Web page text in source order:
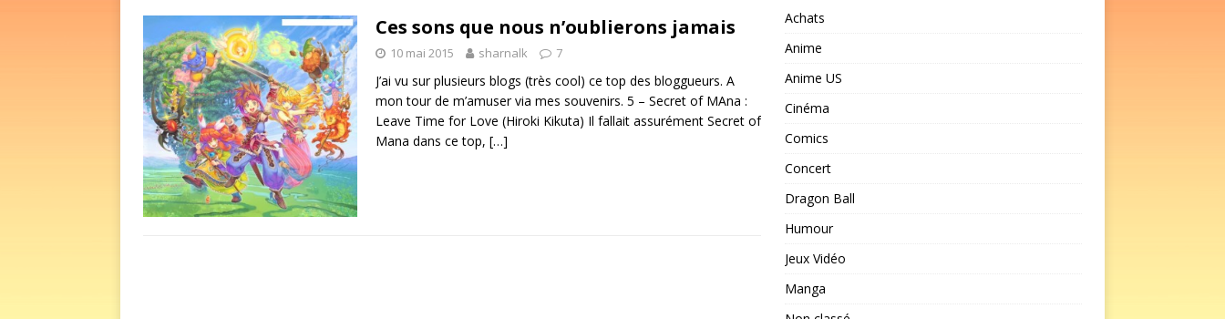
Ces sons que nous n’oublierons jamais
10 mai 2015 sharnalk 7
J’ai vu sur plusieurs blogs (très cool) ce top des bloggueurs. A
mon tour de m’amuser via mes souvenirs. 5 – Secret of MAna :
Leave Time for Love (Hiroki Kikuta) Il fallait assurément Secret of
Mana dans ce top, […]
Achats
Anime
Anime US
Cinéma
Comics
Concert
Dragon Ball
Humour
Jeux Vidéo
Manga